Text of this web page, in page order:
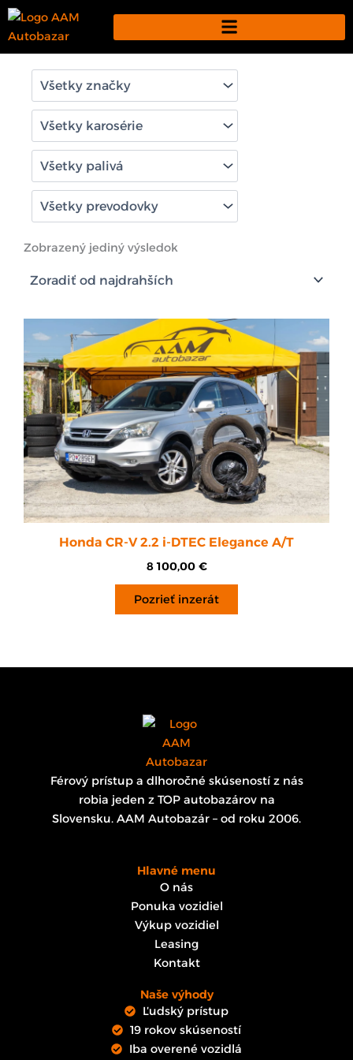
Preskočiť
Zobrazený jediný výsledok
Honda CR-V 2.2 i-DTEC Elegance A/T
8 100,00 €
Pozrieť inzerát
Férový prístup a dlhoročné skúseností z nás
robia jeden z TOP autobazárov na
Slovensku. AAM Autobazár – od roku 2006.
Hlavné menu
O nás
Ponuka vozidiel
Výkup vozidiel
Leasing
Kontakt
Naše výhody
Ľudský prístup
19 rokov skúseností
Iba overené vozidlá